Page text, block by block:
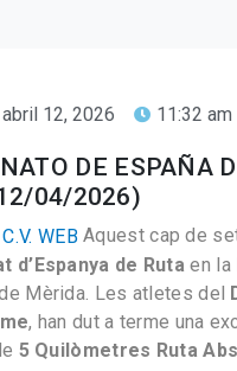
abril 12, 2026 11:32 am
DE ESPAÑA
04/2026)
Aquest cap de
d’Espanya de Ruta en la
Mèrida. Les atletes del
, han dut a terme una
5 Quilòmetres Ruta